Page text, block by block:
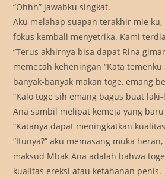
“Ohhh” jawabku singkat.
Aku melahap suapan terakhir mie
fokus kembali menyetrika. Kami
“Terus akhirnya bisa dapat Rina
memecah keheningan “Kata
banyak-banyak makan toge, emang
“Kalo toge sih emang bagus buat
Ana sambil melipat kemeja yang
“Katanya dapat meningkatkan
“Itunya?” aku memasang muka
maksud Mbak Ana adalah bahwa
kualitas ereksi atau ketahanan penis.